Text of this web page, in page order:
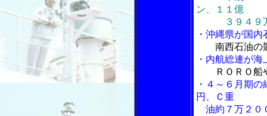
ン、１１億
３９４９
・沖縄県が国
南西石油の
・内航総連が
ＲＯＲＯ
・４～６月期
円、Ｃ重
油約７万２０